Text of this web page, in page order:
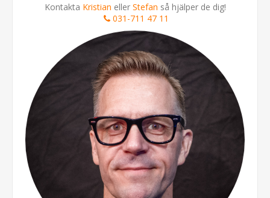
Kontakta Kristian eller Stefan så hjälper de dig!
031-711 47 11